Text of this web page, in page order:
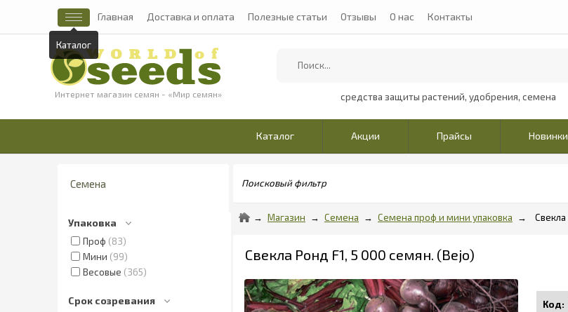
Каталог
Главная Доставка и оплата Полезные статьи Отзывы О нас Контакты
Интернет магазин семян - «Мир семян» средства защиты растений, удобрения, семена
Каталог Акции Прайсы Новинки
Семена
Упаковка
Проф
83
Мини
99
Весовые
365
Срок созревания
Поисковый фильтр
Магазин Семена Семена проф и мини упаковка Свекла
Свекла Ронд F1, 5 000 семян. (Bejo)